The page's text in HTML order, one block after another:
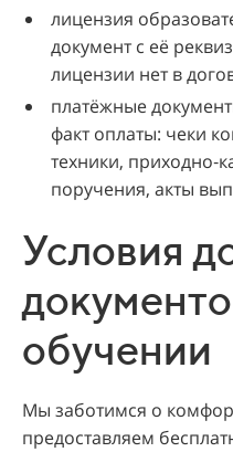
лицензия
документ с её
лицензии нет в
платёжные
факт оплаты: чеки
техники,
поручения, акты
Условия
обучении
Мы заботимся о
предоставляем